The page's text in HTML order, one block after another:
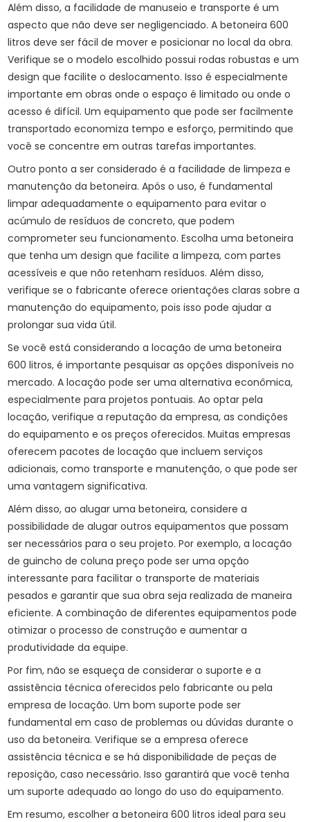
Além disso, a facilidade de manuseio e transporte é um
aspecto que não deve ser negligenciado. A betoneira 600
litros deve ser fácil de mover e posicionar no local da obra.
Verifique se o modelo escolhido possui rodas robustas e um
design que facilite o deslocamento. Isso é especialmente
importante em obras onde o espaço é limitado ou onde o
acesso é difícil. Um equipamento que pode ser facilmente
transportado economiza tempo e esforço, permitindo que
você se concentre em outras tarefas importantes.
Outro ponto a ser considerado é a facilidade de limpeza e
manutenção da betoneira. Após o uso, é fundamental
limpar adequadamente o equipamento para evitar o
acúmulo de resíduos de concreto, que podem
comprometer seu funcionamento. Escolha uma betoneira
que tenha um design que facilite a limpeza, com partes
acessíveis e que não retenham resíduos. Além disso,
verifique se o fabricante oferece orientações claras sobre a
manutenção do equipamento, pois isso pode ajudar a
prolongar sua vida útil.
Se você está considerando a locação de uma betoneira
600 litros, é importante pesquisar as opções disponíveis no
mercado. A locação pode ser uma alternativa econômica,
especialmente para projetos pontuais. Ao optar pela
locação, verifique a reputação da empresa, as condições
do equipamento e os preços oferecidos. Muitas empresas
oferecem pacotes de locação que incluem serviços
adicionais, como transporte e manutenção, o que pode ser
uma vantagem significativa.
Além disso, ao alugar uma betoneira, considere a
possibilidade de alugar outros equipamentos que possam
ser necessários para o seu projeto. Por exemplo, alocação
de guincho de coluna preçopode ser uma opção
interessante para facilitar o transporte de materiais
pesados e garantir que sua obra seja realizada de maneira
eficiente. A combinação de diferentes equipamentos pode
otimizar o processo de construção e aumentar a
produtividade da equipe.
Por fim, não se esqueça de considerar o suporte e a
assistência técnica oferecidos pelo fabricante ou pela
empresa de locação. Um bom suporte pode ser
fundamental em caso de problemas ou dúvidas durante o
uso da betoneira. Verifique se a empresa oferece
assistência técnica e se há disponibilidade de peças de
reposição, caso necessário. Isso garantirá que você tenha
um suporte adequado ao longo do uso do equipamento.
Em resumo, escolher a betoneira 600 litros ideal para seu